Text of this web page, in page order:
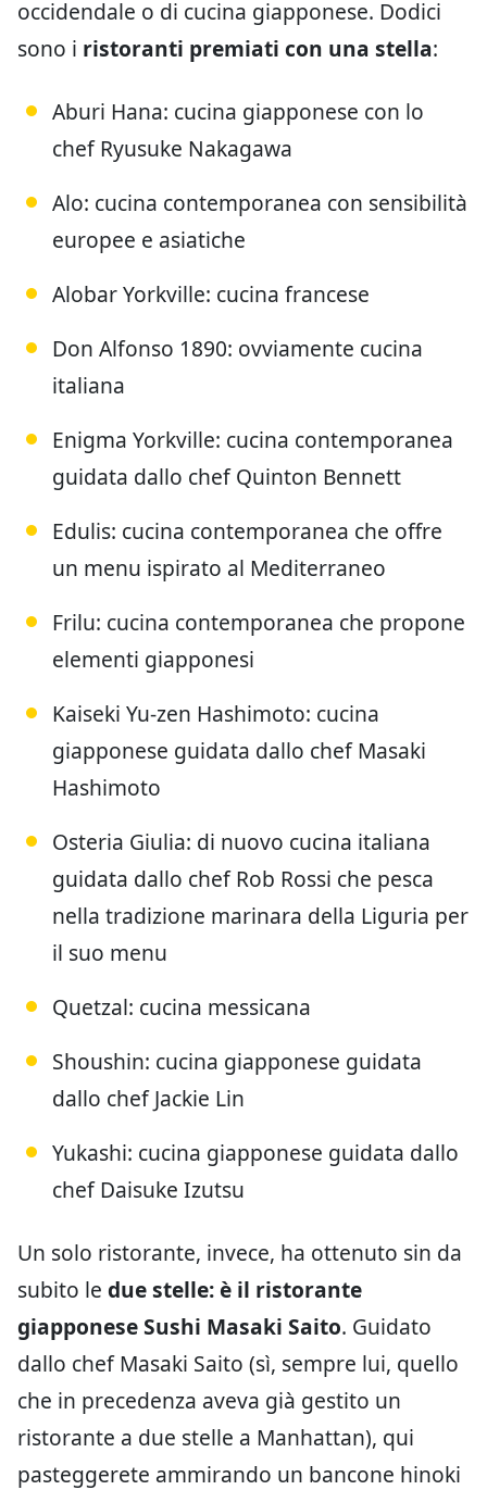
occidendale o di cucina giapponese. Dodici
sono i ristoranti premiati con una stella:
Aburi Hana: cucina giapponese con lo
chef Ryusuke Nakagawa
Alo: cucina contemporanea con sensibilità
europee e asiatiche
Alobar Yorkville: cucina francese
Don Alfonso 1890: ovviamente cucina
italiana
Enigma Yorkville: cucina contemporanea
guidata dallo chef Quinton Bennett
Edulis: cucina contemporanea che offre
un menu ispirato al Mediterraneo
Frilu: cucina contemporanea che propone
elementi giapponesi
Kaiseki Yu-zen Hashimoto: cucina
giapponese guidata dallo chef Masaki
Hashimoto
Osteria Giulia: di nuovo cucina italiana
guidata dallo chef Rob Rossi che pesca
nella tradizione marinara della Liguria per
il suo menu
Quetzal: cucina messicana
Shoushin: cucina giapponese guidata
dallo chef Jackie Lin
Yukashi: cucina giapponese guidata dallo
chef Daisuke Izutsu
Un solo ristorante, invece, ha ottenuto sin da
subito le due stelle: è il ristorante
giapponese Sushi Masaki Saito. Guidato
dallo chef Masaki Saito (sì, sempre lui, quello
che in precedenza aveva già gestito un
ristorante a due stelle a Manhattan), qui
pasteggerete ammirando un bancone hinoki